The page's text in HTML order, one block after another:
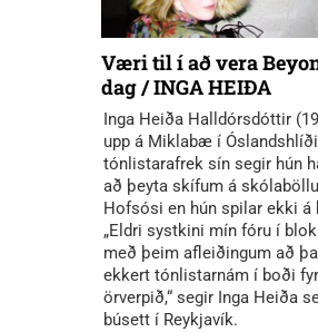
Væri til í að vera
dag / INGA HEIÐA
Inga Heiða Halldórsdóttir
upp á Miklabæ í
tónlistarafrek sín segir hún
að þeyta skífum á
Hofsósi en hún spilar ekki
„Eldri systkini mín fóru í
með þeim afleiðingum að
ekkert tónlistarnám í boði
örverpið,“ segir Inga Heiða
búsett í Reykjavík.